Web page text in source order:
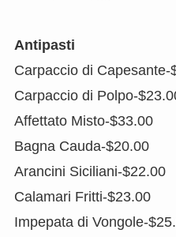
Antipasti
Carpaccio di Capesante-
Carpaccio di Polpo-
Affettato Misto-$33.00
Bagna Cauda-$20.00
Arancini Siciliani-$22.00
Calamari Fritti-$23.00
Impepata di Vongole-